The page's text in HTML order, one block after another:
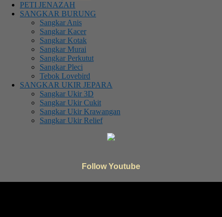
PETI JENAZAH
SANGKAR BURUNG
Sangkar Anis
Sangkar Kacer
Sangkar Kotak
Sangkar Murai
Sangkar Perkutut
Sangkar Pleci
Tebok Lovebird
SANGKAR UKIR JEPARA
Sangkar Ukir 3D
Sangkar Ukir Cukit
Sangkar Ukir Krawangan
Sangkar Ukir Relief
Follow Youtube